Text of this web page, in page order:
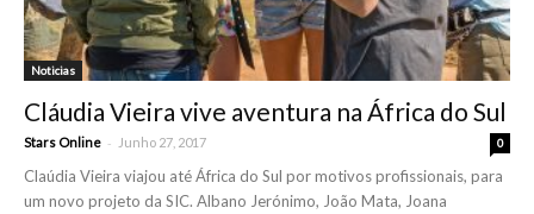
Noticias
Cláudia Vieira vive aventura na África do Sul
Stars Online - Junho 27, 2017 0
Claúdia Vieira viajou até África do Sul por motivos profissionais, para
um novo projeto da SIC. Albano Jerónimo, João Mata, Joana